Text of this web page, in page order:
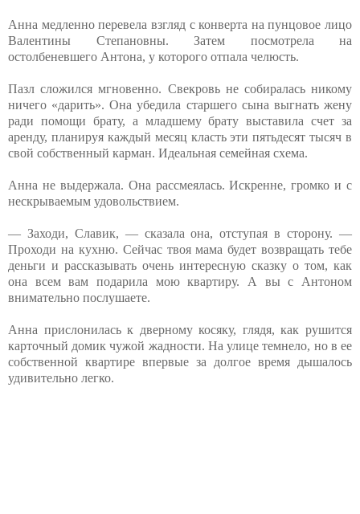
Анна медленно перевела взгляд с конверта на пунцовое лицо
Валентины Степановны. Затем посмотрела на
остолбеневшего Антона, у которого отпала челюсть.
Пазл сложился мгновенно. Свекровь не собиралась никому
ничего «дарить». Она убедила старшего сына выгнать жену
ради помощи брату, а младшему брату выставила счет за
аренду, планируя каждый месяц класть эти пятьдесят тысяч в
свой собственный карман. Идеальная семейная схема.
Анна не выдержала. Она рассмеялась. Искренне, громко и с
нескрываемым удовольствием.
— Заходи, Славик, — сказала она, отступая в сторону. —
Проходи на кухню. Сейчас твоя мама будет возвращать тебе
деньги и рассказывать очень интересную сказку о том, как
она всем вам подарила мою квартиру. А вы с Антоном
внимательно послушаете.
Анна прислонилась к дверному косяку, глядя, как рушится
карточный домик чужой жадности. На улице темнело, но в ее
собственной квартире впервые за долгое время дышалось
удивительно легко.